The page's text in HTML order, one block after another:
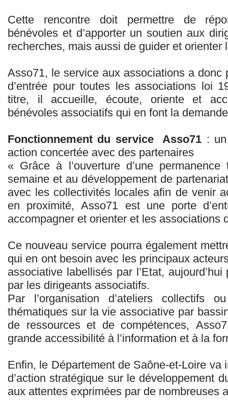
Cette rencontre doit permettre de
bénévoles et d’apporter un soutien aux
recherches, mais aussi de guider et orienter
Asso71, le service aux associations a donc
d’entrée pour toutes les associations loi
titre, il accueille, écoute, oriente et
bénévoles associatifs qui en font la
Fonctionnement du service Asso71 :
action concertée avec des partenaires
« Grâce à l’ouverture d’une
semaine et au développement de
avec les collectivités locales afin de venir
en proximité, Asso71 est une porte
accompagner et orienter et les associations
Ce nouveau service pourra également
qui en ont besoin avec les principaux
associative labellisés par l’Etat,
par les dirigeants associatifs.
Par l’organisation d’ateliers collectifs
thématiques sur la vie associative par
de ressources et de compétences,
grande accessibilité à l’information et à la
Enfin, le Département de Saône-et-Loire va
d’action stratégique sur le développement
aux attentes exprimées par de nombreuses